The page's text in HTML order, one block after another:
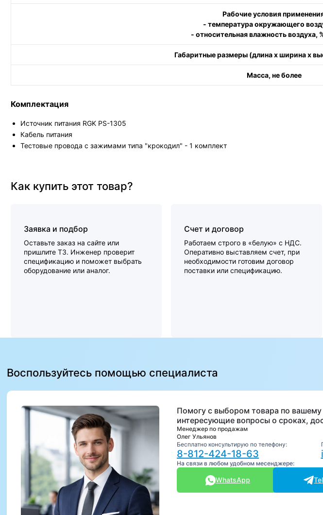
Рабочие условия
- температура окружающего
- относительная влажность воздуха,
Габаритные размеры (длина x ширина x
Масса, не более
Комплектация
Источник питания RGK PS-1305
Кабель питания
Тестовые провода с зажимами типа "крокодил" - 1 комплект
Как купить этот товар?
Заявка и подбор
Оставьте заказ на сайте или
пришлите ТЗ. Инженер проверит
спецификацию и поможет выбрать
оборудование или аналог.
Счет и договор
Работаем строго в «белую» с НДС.
Оперативно выставляем счет, при
необходимости готовим договор
поставки или спецификацию.
Воспользуйтесь помощью специалиста
Помогу с выбором товара по вашему
интересующие вопросы о сроках,
Менеджер по продажам
Олег Ульянов
Бесплатно консультирую по телефону:
8-812-424-18-63
На связи в любом удобном месенджере:
WhatsApp